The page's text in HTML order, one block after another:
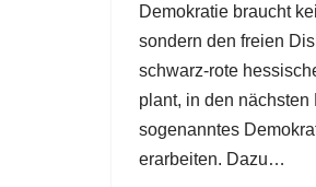
Demokratie braucht
sondern den freien
schwarz-rote
plant, in den nächsten
sogenanntes
erarbeiten. Dazu…